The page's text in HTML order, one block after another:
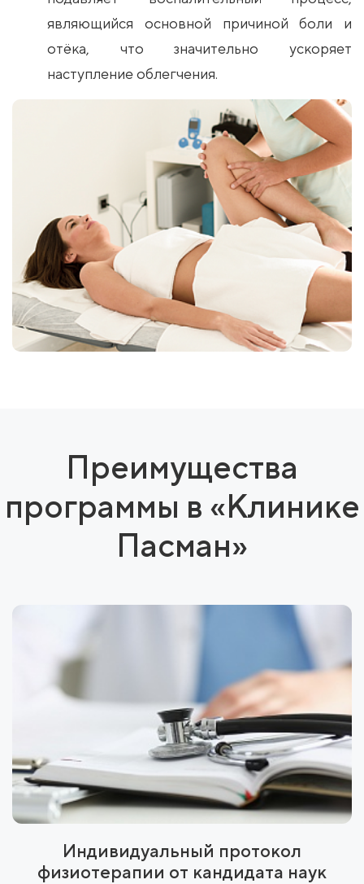
являющийся основной причиной боли и
отёка, что значительно ускоряет
наступление облегчения.
Преимущества
программы в «Клинике
Пасман»
Индивидуальный протокол
физиотерапии от кандидата наук